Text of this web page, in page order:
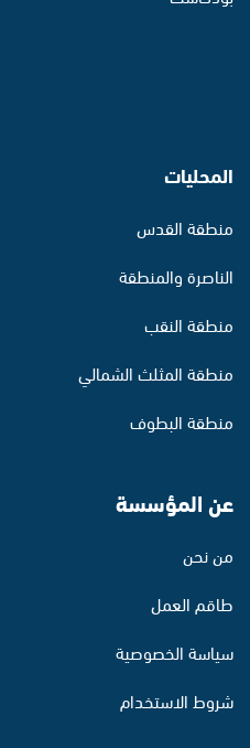
المحليات
منطقة القدس
الناصرة والمنطقة
منطقة النقب
منطقة المثلث الشمالي
منطقة البطوف
عن المؤسسة
من نحن
طاقم العمل
سياسة الخصوصية
شروط الاستخدام